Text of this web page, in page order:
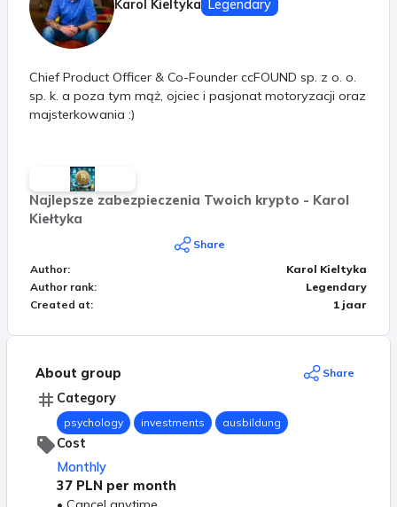
Karol Kieltyka Legendary
Chief Product Officer & Co-Founder ccFOUND sp. z o. o.
sp. k. a poza tym mąż, ojciec i pasjonat motoryzacji oraz
majsterkowania :)
Najlepsze zabezpieczenia Twoich krypto - Karol
Kiełtyka
Share
Author:
Karol Kieltyka
Author rank:
Legendary
Created at: 1 jaar
About group Share
Category
psychology investments ausbildung
Cost
Monthly
37 PLN per month